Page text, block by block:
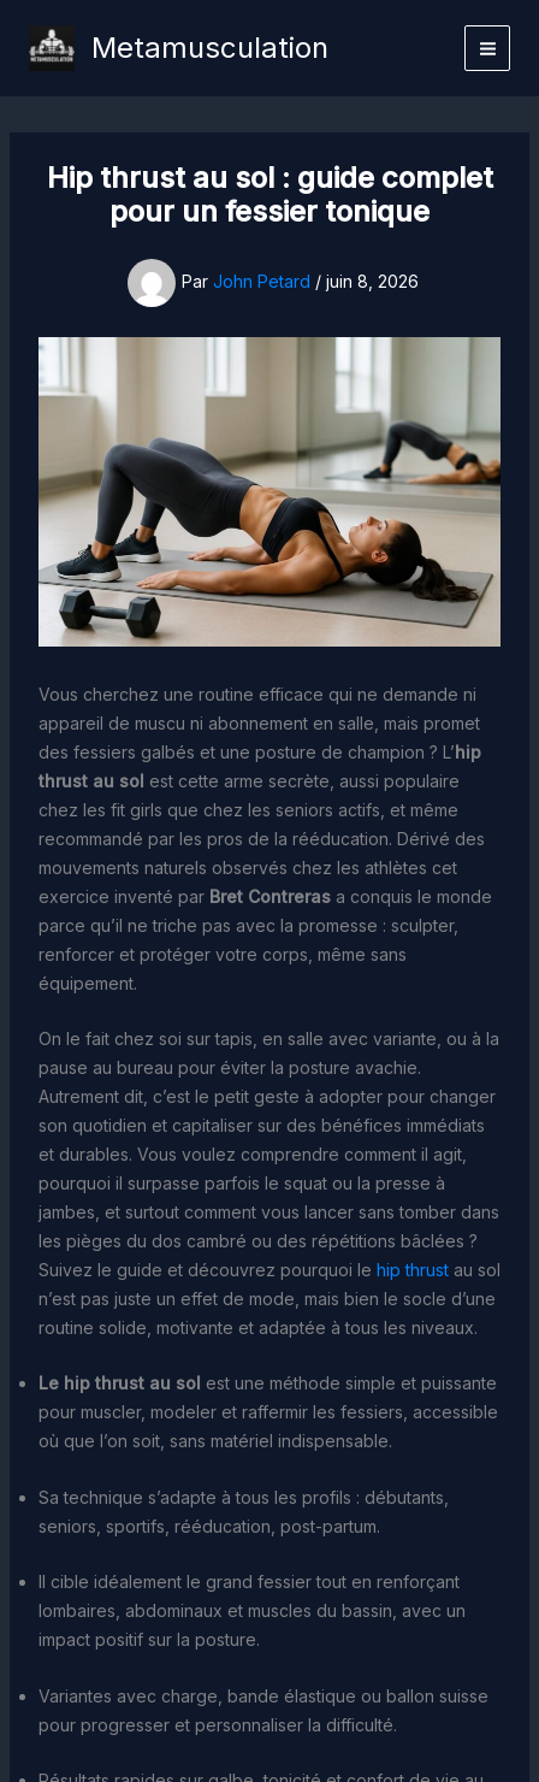
contenu
Metamusculation
Hip thrust au sol : guide complet
pour un fessier tonique
Par John Petard / juin 8, 2026
Vous cherchez une routine efficace qui ne demande ni
appareil de muscu ni abonnement en salle, mais promet
des fessiers galbés et une posture de champion ? L’hip
thrust au sol est cette arme secrète, aussi populaire
chez les fit girls que chez les seniors actifs, et même
recommandé par les pros de la rééducation. Dérivé des
mouvements naturels observés chez les athlètes cet
exercice inventé par Bret Contrerasa conquis le monde
parce qu’il ne triche pas avec la promesse : sculpter,
renforcer et protéger votre corps, même sans
équipement.
On le fait chez soi sur tapis, en salle avec variante, ou à la
pause au bureau pour éviter la posture avachie.
Autrement dit, c’est le petit geste à adopter pour changer
son quotidien et capitaliser sur des bénéfices immédiats
et durables. Vous voulez comprendre comment il agit,
pourquoi il surpasse parfois le squat ou la presse à
jambes, et surtout comment vous lancer sans tomber dans
les pièges du dos cambré ou des répétitions bâclées ?
Suivez le guide et découvrez pourquoi le hip thrustau sol
n’est pas juste un effet de mode, mais bien le socle d’une
routine solide, motivante et adaptée à tous les niveaux.
Le hip thrust au sol est une méthode simple et puissante
pour muscler, modeler et raffermir les fessiers, accessible
où que l’on soit, sans matériel indispensable.
Sa technique s’adapte à tous les profils : débutants,
seniors, sportifs, rééducation, post-partum.
Il cible idéalement le grand fessier tout en renforçant
lombaires, abdominaux et muscles du bassin, avec un
impact positif sur la posture.
Variantes avec charge, bande élastique ou ballon suisse
pour progresser et personnaliser la difficulté.